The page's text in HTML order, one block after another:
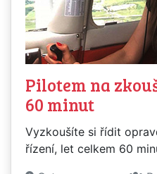
Pilotem na
60 minut
Vyzkoušíte si řídit
řízení, let celkem 60